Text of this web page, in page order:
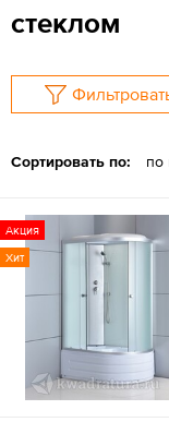
стеклом
Сортировать по: по
Акция
Хит